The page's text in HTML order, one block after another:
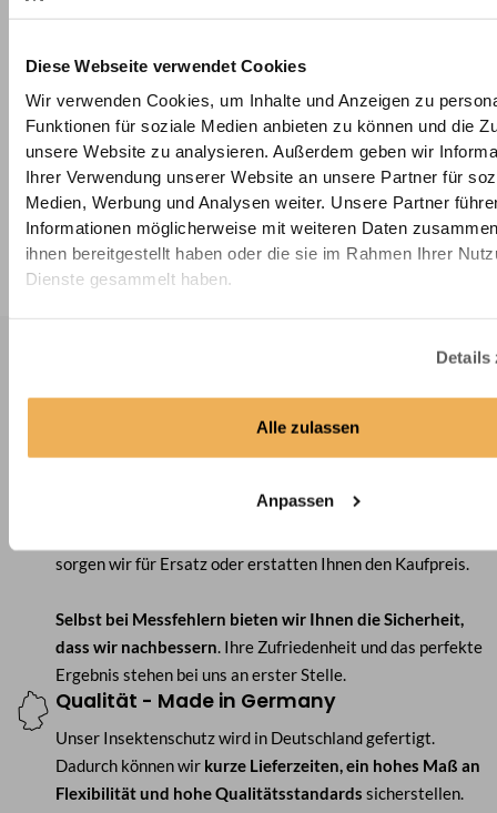
Diese Webseite verwendet Cookies
Wir verwenden Cookies, um Inhalte und Anzeigen zu
Funktionen für soziale Medien anbieten zu können und die
unsere Website zu analysieren. Außerdem geben wir
Ihrer Verwendung unserer Website an unsere Partner für
Medien, Werbung und Analysen weiter. Unsere Partner
Informationen möglicherweise mit weiteren Daten
ihnen bereitgestellt haben oder die sie im Rahmen Ihrer
Dienste gesammelt haben.
Details
Alle zulassen
Anpassen
Weiß Vorderseite Weiß Rückseite
Unser Insektenschutz Versprechen
Maßanfertigung können Sie unseren Insektenschutz 30
sorgen wir für Ersatz oder erstatten Ihnen den Kaufpreis.
Selbst bei Messfehlern bieten wir Ihnen die Sicherheit,
dass wir nachbessern. Ihre Zufriedenheit und das perfekte
Ergebnis stehen bei uns an erster Stelle.
Qualität - Made in Germany
Unser Insektenschutz wird in Deutschland gefertigt.
Dadurch können wir kurze Lieferzeiten, ein hohes Maß an
Flexibilität und hohe Qualitätsstandards sicherstellen.